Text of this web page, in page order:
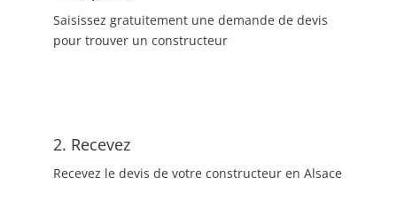
Saisissez gratuitement une demande de devis
pour trouver un constructeur
2. Recevez
Recevez le devis de votre constructeur en Alsace